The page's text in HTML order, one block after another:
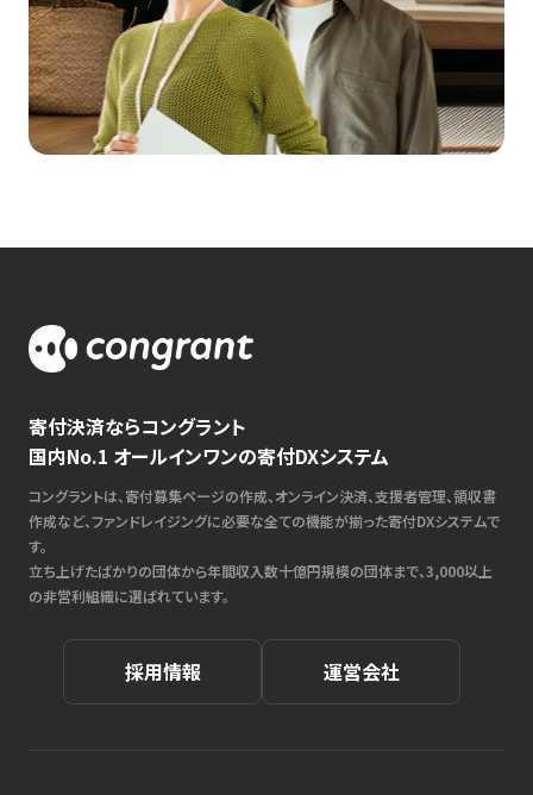
寄付決済ならコングラント
国内No.1 オールインワンの寄付DXシステム
コングラントは、寄付募集ページの作成、オンライン決済、支援者管理、領収書
作成など、ファンドレイジングに必要な全ての機能が揃った寄付DXシステムで
す。
立ち上げたばかりの団体から年間収入数十億円規模の団体まで、3,000以上
の非営利組織に選ばれています。
採用情報 運営会社